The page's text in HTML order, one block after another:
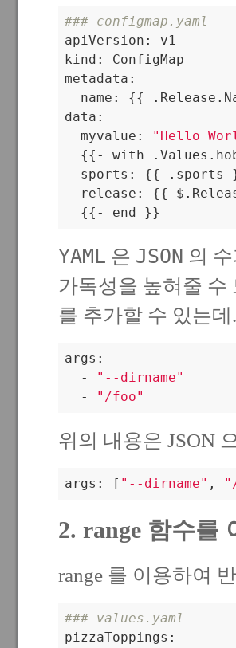
### configmap.yaml
apiVersion: v1
kind: ConfigMap
metadata:
name: {{
data:
  myvalue:
"Hello
{{- with
sports: {{ .sports
release: {{
  {{- end }}
YAML 은 JSON 의
가독성을 높혀줄 수
를 추가할 수 있는
args:
  -
"--dirname"
  -
"/foo"
위의 내용은 JSON
args: [ "--dirname" ,
2. range 함수를
range 를 이용하여
### values.yaml
pizzaToppings: